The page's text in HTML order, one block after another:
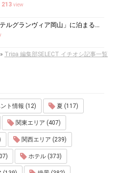
213 view
岡山駅ナカ直結「ホテルグランヴィア岡山」に泊まるべき5つの理由
» Tripa 編集部SELECT イチオシ記事一覧
ト情報 (12) 夏 (117)
関東エリア (407)
関西エリア (239)
ホテル (373)